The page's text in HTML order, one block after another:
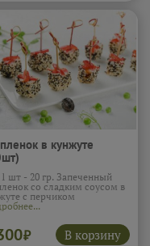
в кунжуте
1 шт - 20 гр. Запеченный
со сладким соусом в
с перчиком
₽ В корзину